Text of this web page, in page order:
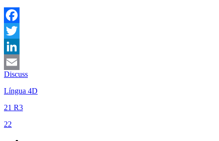
Facebook
Twitter
LinkedIn
Email
Discuss
Língua 4D
21 R3
22